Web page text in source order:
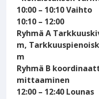
10:00 – 10:10 Vaihto
10:10 – 12:00
Ryhmä A
m,
m
Ryhmä B
mittaaminen
12:00 – 12:40 Lounas